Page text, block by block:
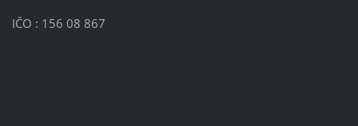
IČO : 156 08 867